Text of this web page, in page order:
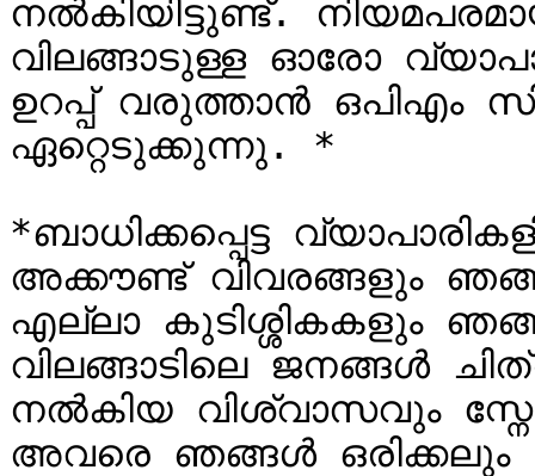
നല്‍കിയിട്ടുണ്ട്.
വിലങ്ങാടുള്ള ഓരോ
ഉറപ്പ് വരുത്താന്‍ ഒപിഎം
ഏറ്റെടുക്കുന്നു. *
*ബാധിക്കപ്പെട്ട
അക്കൗണ്ട് വിവരങ്ങളും
എല്ലാ കുടിശ്ശികകളും
വിലങ്ങാടിലെ ജനങ്ങള്‍
നല്‍കിയ വിശ്വാസവും
അവരെ ഞങ്ങള്‍ ഒരിക്കലും